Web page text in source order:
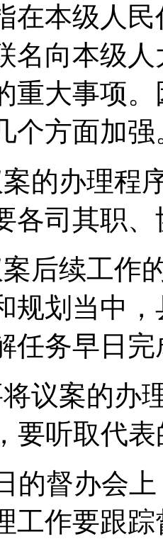
在本级人
名向本级
重大事项
个方面加强
的办理程
各司其职
后续工作
规划当中
任务早日
议案的办
要听取代
的督办会
工作要跟